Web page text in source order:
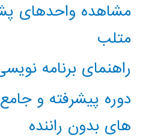
مشاهده واحدهای
متلب
راهنمای برنامه
دوره پیشرفته و
های بدون راننده